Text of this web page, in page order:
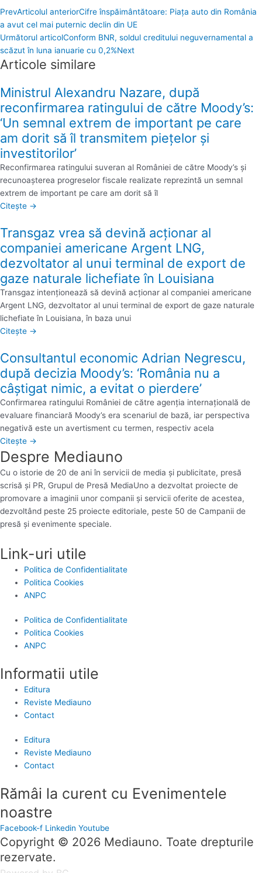
PrevArticolul anteriorCifre înspăimântătoare: Piaţa auto din România
a avut cel mai puternic declin din UE
Următorul articolConform BNR, soldul creditului neguvernamental a
scăzut în luna ianuarie cu 0,2%Next
Articole similare
Ministrul Alexandru Nazare, după
reconfirmarea ratingului de către Moody’s:
‘Un semnal extrem de important pe care
am dorit să îl transmitem pieţelor şi
investitorilor’
Reconfirmarea ratingului suveran al României de către Moody’s şi
recunoaşterea progreselor fiscale realizate reprezintă un semnal
extrem de important pe care am dorit să îl
Citește →
Transgaz vrea să devină acţionar al
companiei americane Argent LNG,
dezvoltator al unui terminal de export de
gaze naturale lichefiate în Louisiana
Transgaz intenţionează să devină acţionar al companiei americane
Argent LNG, dezvoltator al unui terminal de export de gaze naturale
lichefiate în Louisiana, în baza unui
Citește →
Consultantul economic Adrian Negrescu,
după decizia Moody’s: ‘România nu a
câştigat nimic, a evitat o pierdere’
Confirmarea ratingului României de către agenţia internaţională de
evaluare financiară Moody’s era scenariul de bază, iar perspectiva
negativă este un avertisment cu termen, respectiv acela
Citește →
Despre Mediauno
Cu o istorie de 20 de ani în servicii de media și publicitate, presă
scrisă și PR, Grupul de Presă MediaUno a dezvoltat proiecte de
promovare a imaginii unor companii și servicii oferite de acestea,
dezvoltând peste 25 proiecte editoriale, peste 50 de Campanii de
presă și evenimente speciale.
Link-uri utile
Politica de Confidentialitate
Politica Cookies
ANPC
Politica de Confidentialitate
Politica Cookies
ANPC
Informatii utile
Editura
Reviste Mediauno
Contact
Editura
Reviste Mediauno
Contact
Rămâi la curent cu Evenimentele
noastre
Facebook-f Linkedin Youtube
Copyright © 2026 Mediauno. Toate drepturile
rezervate.